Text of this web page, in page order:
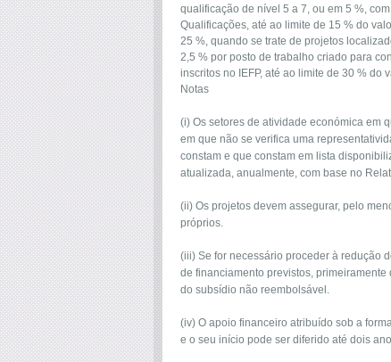
qualificação de nível 5 a 7, ou em 5 %,
Qualificações, até ao limite de 15 % do
25 %, quando se trate de projetos
2,5 % por posto de trabalho criado para
inscritos no IEFP, até ao limite de 30 % do
Notas
(i) Os setores de atividade económica em
em que não se verifica uma
constam e que constam em lista
atualizada, anualmente, com base no
(ii) Os projetos devem assegurar, pelo
próprios.
(iii) Se for necessário proceder à redução
de financiamento previstos,
do subsídio não reembolsável.
(iv) O apoio financeiro atribuído sob a
e o seu início pode ser diferido até dois